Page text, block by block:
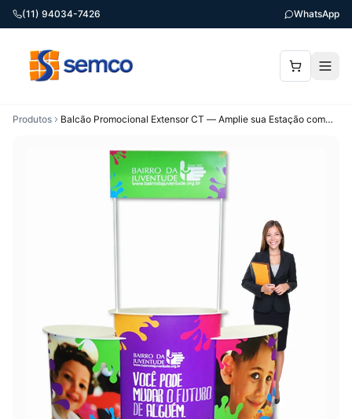
(11) 94034-7426 WhatsApp
Produtos
Balcão Promocional Extensor CT — Amplie sua Estação com